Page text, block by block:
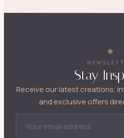
Stay
Receive our latest creations,
and exclusive offers